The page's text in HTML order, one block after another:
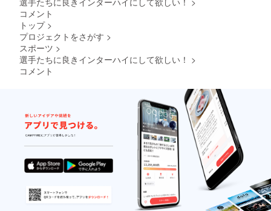
コメント
トップ >
プロジェクトをさがす >
スポーツ >
選手たちに良きインターハイにして欲しい！ >
コメント